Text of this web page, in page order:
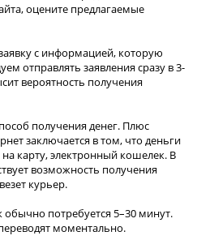
оцените предлагаемые
с информацией, которую
отправлять заявления сразу в 3-
вероятность получения
получения денег. Плюс
заключается в том, что деньги
карту, электронный кошелек. В
возможность получения
курьер.
обычно потребуется 5–30 минут.
моментально.